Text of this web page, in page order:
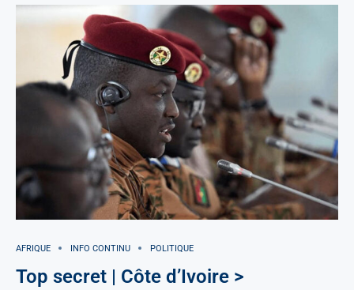
AFRIQUE INFO CONTINU POLITIQUE
Top secret | Côte d’Ivoire >